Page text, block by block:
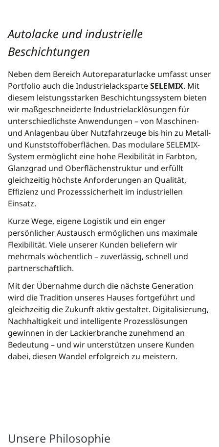
Autolacke und industrielle
Beschichtungen
Neben dem Bereich Autoreparaturlacke umfasst unser
Portfolio auch die IndustrielacksparteSELEMIX. Mit
diesem leistungsstarken Beschichtungssystem bieten
wir maßgeschneiderte Industrielacklösungen für
unterschiedlichste Anwendungen – von Maschinen-
und Anlagenbau über Nutzfahrzeuge bis hin zu Metall-
und Kunststoffoberflächen. Das modulare SELEMIX-
System ermöglicht eine hohe Flexibilität in Farbton,
Glanzgrad und Oberflächenstruktur und erfüllt
gleichzeitig höchste Anforderungen an Qualität,
Effizienz und Prozesssicherheit im industriellen
Einsatz.
Kurze Wege, eigene Logistik und ein enger
persönlicher Austausch ermöglichen uns maximale
Flexibilität. Viele unserer Kunden beliefern wir
mehrmals wöchentlich – zuverlässig, schnell und
partnerschaftlich.
Mit der Übernahme durch die nächste Generation
wird die Tradition unseres Hauses fortgeführt und
gleichzeitig die Zukunft aktiv gestaltet. Digitalisierung,
Nachhaltigkeit und intelligente Prozesslösungen
gewinnen in der Lackierbranche zunehmend an
Bedeutung – und wir unterstützen unsere Kunden
dabei, diesen Wandel erfolgreich zu meistern.
Unsere Philosophie